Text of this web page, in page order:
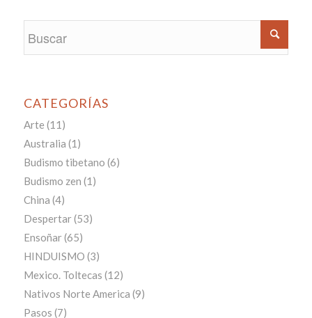
CATEGORÍAS
Arte (11)
Australia (1)
Budismo tibetano (6)
Budismo zen (1)
China (4)
Despertar(53)
Ensoñar(65)
HINDUISMO (3)
Mexico. Toltecas (12)
Nativos Norte America (9)
Pasos (7)